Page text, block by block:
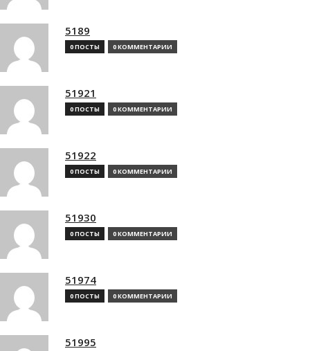
5189
0 ПОСТЫ 0 КОММЕНТАРИИ
51921
0 ПОСТЫ 0 КОММЕНТАРИИ
51922
0 ПОСТЫ 0 КОММЕНТАРИИ
51930
0 ПОСТЫ 0 КОММЕНТАРИИ
51974
0 ПОСТЫ 0 КОММЕНТАРИИ
51995